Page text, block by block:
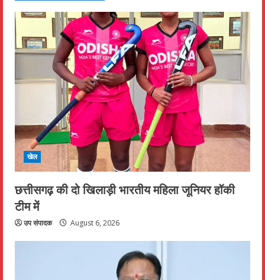
खेल
छत्तीसगढ़ की दो खिलाड़ी भारतीय महिला जूनियर हॉकी
टीम में
उप संपादक August 6, 2026